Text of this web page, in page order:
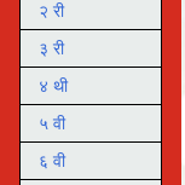
२ री
३ री
४ थी
५ वी
६ वी